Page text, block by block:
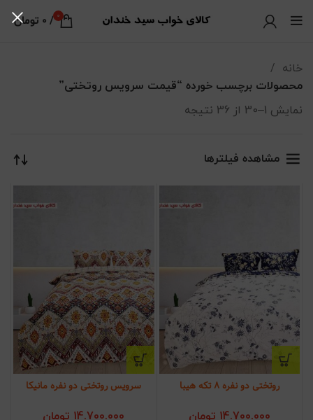
0
/
0 تومان
خانه
محصولات برچسب خورده “قیمت سرویس روتختی”
نمایش 1–30 از 36 نتیجه
مشاهده فیلترها
روتختی دو نفره 8 تکه هیبا
14.700.000 تومان
سرویس روتختی دو نفره مانیکا
14.700.000 تومان